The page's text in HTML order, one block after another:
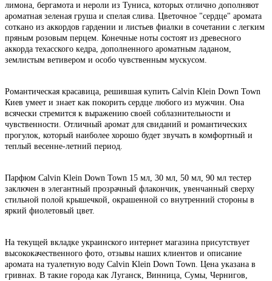
лимона, бергамота и нероли из Туниса, которых отлично дополняют
ароматная зеленая груша и спелая слива. Цветочное "сердце" аромата
соткано из аккордов гардении и листьев фиалки в сочетании с легким
пряным розовым перцем. Конечные ноты состоят из древесного
аккорда техасского кедра, дополненного ароматным ладаном,
землистым ветивером и особо чувственным мускусом.
Романтическая красавица, решившая купить Calvin Klein Down Town
Киев умеет и знает как покорить сердце любого из мужчин. Она
всячески стремится к выражению своей соблазнительности и
чувственности. Отличный аромат для свиданий и романтических
прогулок, который наиболее хорошо будет звучать в комфортный и
теплый весенне-летний период.
Парфюм Calvin Klein Down Town 15 мл, 30 мл, 50 мл, 90 мл тестер
заключен в элегантный прозрачный флакончик, увенчанный сверху
стильной полой крышечкой, окрашенной со внутренний стороны в
яркий фиолетовый цвет.
На текущей вкладке украинского интернет магазина присутствует
высококачественного фото, отзывы наших клиентов и описание
аромата на туалетную воду Calvin Klein Down Town. Цена указана в
гривнах. В такие города как Луганск, Винница, Сумы, Чернигов,